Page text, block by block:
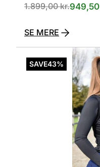
1.899,00kr.949,50
SE MERE
SAVE43%
vare
har
Mulighederne